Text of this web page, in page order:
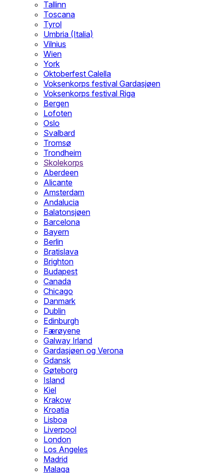
Tallinn
Toscana
Tyrol
Umbria (Italia)
Vilnius
Wien
York
Oktoberfest Calella
Voksenkorps festival Gardasjøen
Voksenkorps festival Riga
Bergen
Lofoten
Oslo
Svalbard
Tromsø
Trondheim
Skolekorps
Aberdeen
Alicante
Amsterdam
Andalucia
Balatonsjøen
Barcelona
Bayern
Berlin
Bratislava
Brighton
Budapest
Canada
Chicago
Danmark
Dublin
Edinburgh
Færøyene
Galway Irland
Gardasjøen og Verona
Gdansk
Gøteborg
Island
Kiel
Krakow
Kroatia
Lisboa
Liverpool
London
Los Angeles
Madrid
Malaga